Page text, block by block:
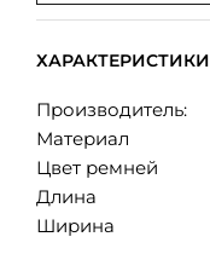
ХАРАКТЕРИСТИКИ
Производитель:
Материал
Цвет ремней
Длина
Ширина